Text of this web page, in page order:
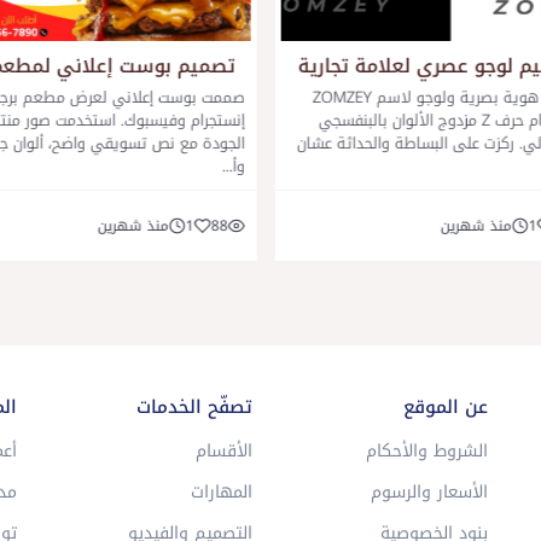
لوجو عصري لعلامة تجارية
صممت هوية بصرية ولوجو لاسم ZOMZEY
باستخدام حرف Z مزدوج الألوان بالبنفسجي
ركزت على البساطة والحداثة عشان
1 منذ شهرين
تصميم بوست إعلاني
صممت بوست إعلاني لعرض مطعم
إنستجرام وفيسبوك. استخدمت صور
الجودة مع نص تسويقي واضح، ألوان
وأ...
88
1 منذ شهرين
عن الموقع
الشروط والأحكام
الأسعار والرسوم
بنود الخصوصية
تصفّح الخدمات
الأقسام
المهارات
التصميم والفيديو